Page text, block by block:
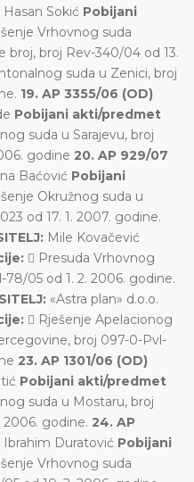
Hasan Sokić Pobijani
Vrhovnog suda
broj, broj Rev-340/04 od 13.
suda u Zenici, broj
19. AP 3355/06 (OD)
Pobijani akti/predmet
suda u Sarajevu, broj
godine 20. AP 929/07
Baćović Pobijani
Okružnog suda u
od 17. 1. 2007. godine.
Mile Kovačević
 Presuda Vrhovnog
05 od 1. 2. 2006. godine.
«Astra plan» d.o.o.
 Rješenje Apelacionog
broj 097-0-Pvl-
23. AP 1301/06 (OD)
Pobijani akti/predmet
suda u Mostaru, broj
godine. 24. AP
Ibrahim Duratović Pobijani
Vrhovnog suda